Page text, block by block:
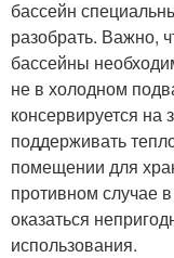
бассейн
разобрать. Важно,
бассейны
не в холодном
консервируется на
поддерживать
помещении для
противном случае
оказаться
использования.